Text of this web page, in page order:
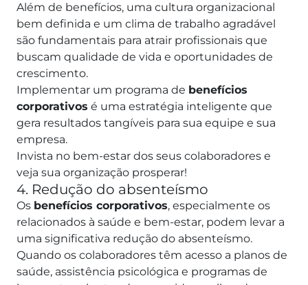
Além de benefícios, uma cultura organizacional
bem definida e um clima de trabalho agradável
são fundamentais para atrair profissionais que
buscam qualidade de vida e oportunidades de
crescimento.
Implementar um programa de benefícios
corporativos é uma estratégia inteligente que
gera resultados tangíveis para sua equipe e sua
empresa.
Invista no bem-estar dos seus colaboradores e
veja sua organização prosperar!
4. Redução do absenteísmo
Os benefícios corporativos, especialmente os
relacionados à saúde e bem-estar, podem levar a
uma significativa redução do absenteísmo.
Quando os colaboradores têm acesso a planos de
saúde, assistência psicológica e programas de